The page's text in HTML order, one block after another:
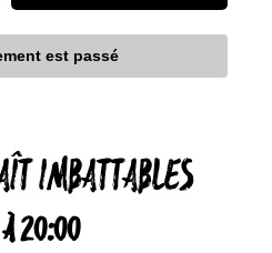
est passé
IMBATTABLES
20:00